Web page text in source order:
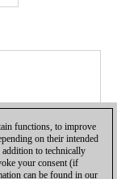
functions, to improve
on their intended
addition to technically
your consent (if
can be found in our